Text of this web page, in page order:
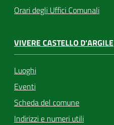
Orari degli Uffici Comunali
VIVERE CASTELLO D'ARGILE
Luoghi
Eventi
Scheda del comune
Indirizzi e numeri utili